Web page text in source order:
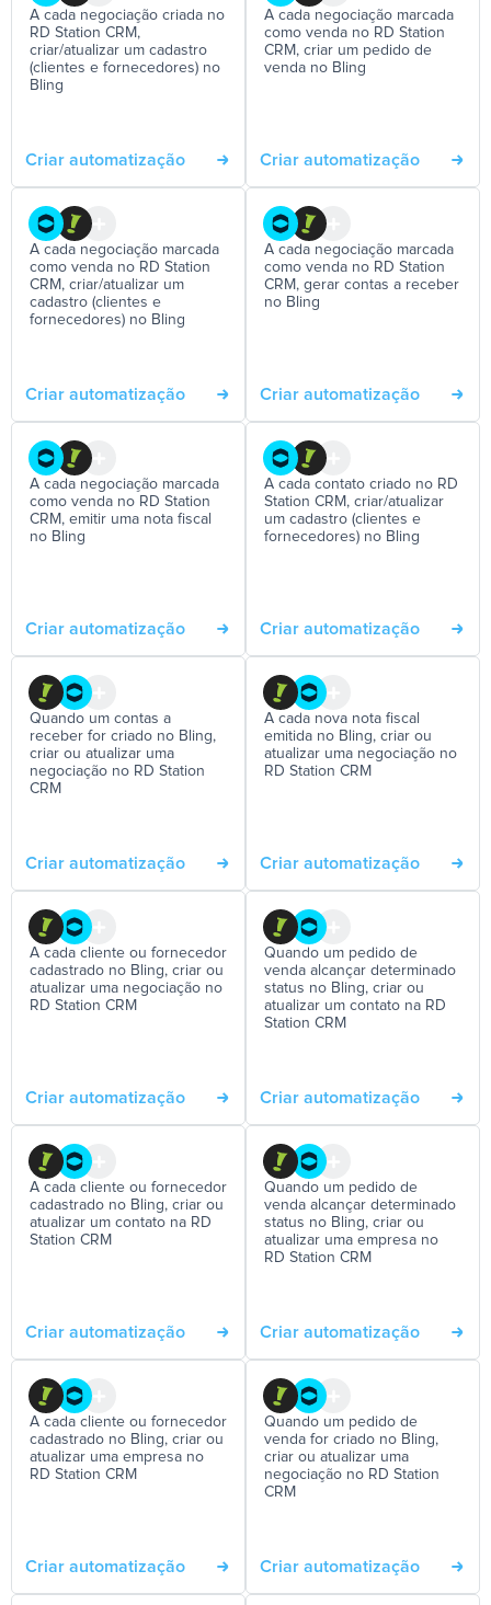
A cada negociação criada no
RD Station CRM,
criar/atualizar um cadastro
(clientes e fornecedores) no
Bling
Criar automatização
A cada negociação marcada
como venda no RD Station
CRM, criar um pedido de
venda no Bling
Criar automatização
A cada negociação marcada
como venda no RD Station
CRM, criar/atualizar um
cadastro (clientes e
fornecedores) no Bling
Criar automatização
A cada negociação marcada
como venda no RD Station
CRM, gerar contas a receber
no Bling
Criar automatização
A cada negociação marcada
como venda no RD Station
CRM, emitir uma nota fiscal
no Bling
Criar automatização
A cada contato criado no RD
Station CRM, criar/atualizar
um cadastro (clientes e
fornecedores) no Bling
Criar automatização
Quando um contas a
receber for criado no Bling,
criar ou atualizar uma
negociação no RD Station
CRM
Criar automatização
A cada nova nota fiscal
emitida no Bling, criar ou
atualizar uma negociação no
RD Station CRM
Criar automatização
A cada cliente ou fornecedor
cadastrado no Bling, criar ou
atualizar uma negociação no
RD Station CRM
Criar automatização
Quando um pedido de
venda alcançar determinado
status no Bling, criar ou
atualizar um contato na RD
Station CRM
Criar automatização
A cada cliente ou fornecedor
cadastrado no Bling, criar ou
atualizar um contato na RD
Station CRM
Criar automatização
Quando um pedido de
venda alcançar determinado
status no Bling, criar ou
atualizar uma empresa no
RD Station CRM
Criar automatização
A cada cliente ou fornecedor
cadastrado no Bling, criar ou
atualizar uma empresa no
RD Station CRM
Criar automatização
Quando um pedido de
venda for criado no Bling,
criar ou atualizar uma
negociação no RD Station
CRM
Criar automatização